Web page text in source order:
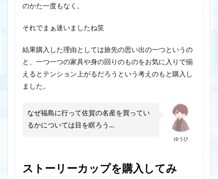
のかた一度もなく。
それでまぁ迷いましたね笑
結果購入した理由としては旅先の思い出の一つというの
と、一つ一つの家具や身の回りのものをお気に入りで揃
えるとテンション上がるだろうという考えのもと購入し
ました。
ゆうひ
なぜ福島に行って佐賀の名産を買ってい
るかについては目を瞑ろう…
ストーリーカップを購入してみ